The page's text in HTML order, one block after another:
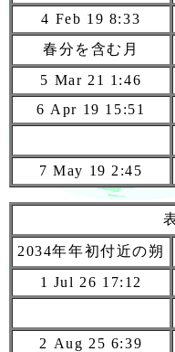
4 Feb 19 8:33
春分を含む月
5 Mar 21 1:46
6 Apr 19 15:51
7 May 19 2:45
2034年年初付近の朔
1 Jul 26 17:12
2 Aug 25 6:39